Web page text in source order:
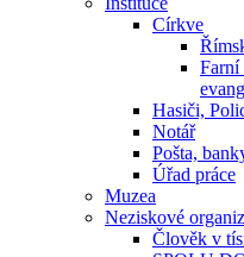
Církve
Farní
Hasiči,
Notář
Pošta,
Úřad práce
Muzea
Neziskové
Člověk v